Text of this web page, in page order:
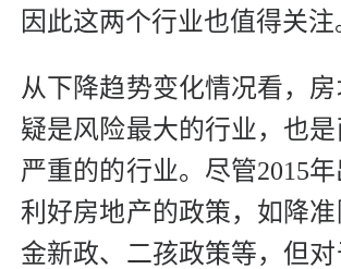
因此这两个行业也值得关注
从下降趋势变化情况看，
疑是风险最大的行业，也
严重的的行业。尽管2015
利好房地产的政策，如降
金新政、二孩政策等，但